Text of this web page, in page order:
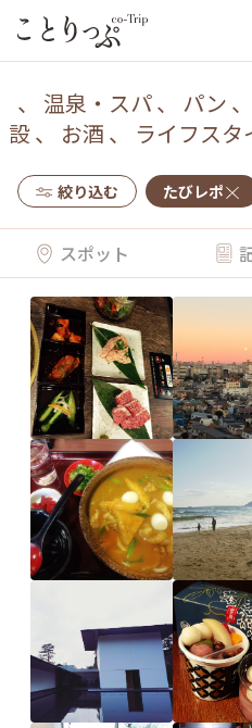
、 温泉・スパ、 パン 、
設、 お酒 、 ライフスタ
絞り込む たびレポ
スポット